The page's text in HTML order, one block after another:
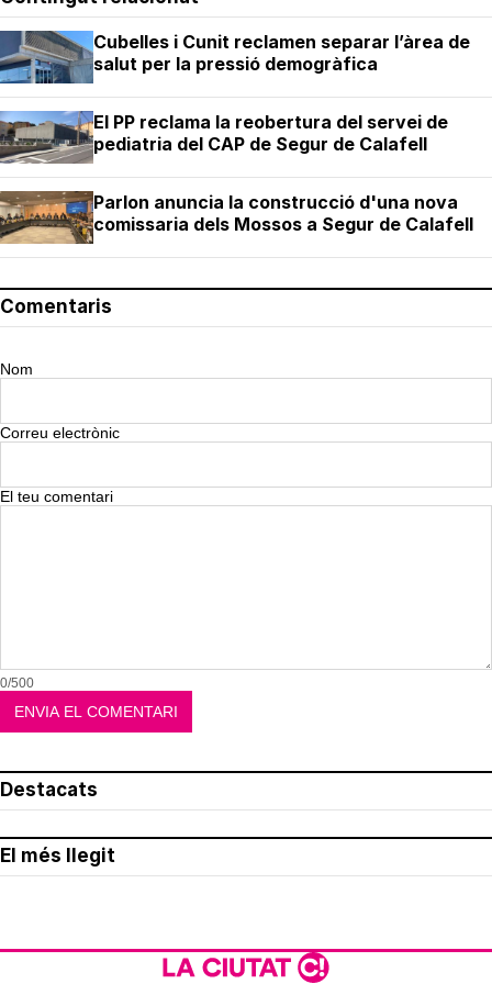
Cubelles i Cunit reclamen separar l’àrea de
salut per la pressió demogràfica
El PP reclama la reobertura del servei de
pediatria del CAP de Segur de Calafell
Parlon anuncia la construcció d'una nova
comissaria dels Mossos a Segur de Calafell
Comentaris
Nom
Correu electrònic
El teu comentari
0/500
Destacats
El més llegit